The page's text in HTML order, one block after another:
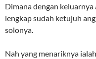
Dimana dengan
lengkap sudah ketujuh
solonya.
Nah yang menariknya